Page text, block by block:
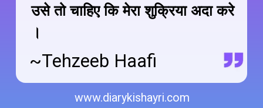
उसे तो चाहिए कि मेरा शुक्रिया अदा करे
।
www.diarykishayri.com
~Tehzeeb Haafi